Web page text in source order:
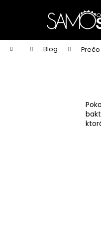
Domov Blog
í
Späť
do
obchodu
Späť
do
obchodu